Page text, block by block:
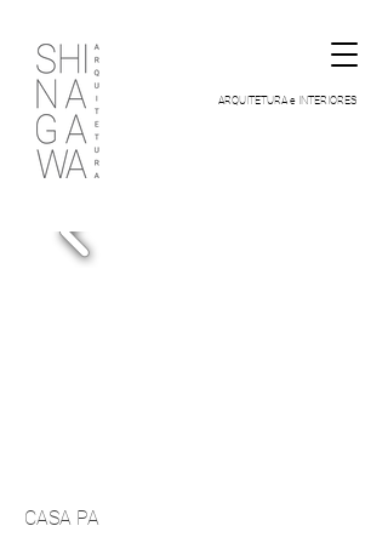
ARQUITETURA e INTERIORES
CASA PA